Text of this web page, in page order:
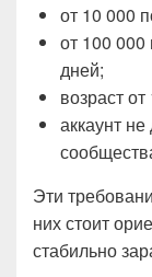
от 10 000
от 100
дней;
возраст от
аккаунт
Эти
них стоит
стабильно